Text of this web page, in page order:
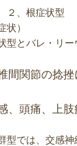
、根症状型
状）
状型とバレ・
間関節の捻
、頭痛、上肢
型では、交感神